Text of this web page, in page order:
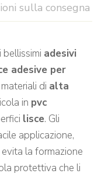
sulla consegna
adesivi
adesive per
di alta
in pvc
lisce. Gli
applicazione,
evita la formazione
protettiva che li